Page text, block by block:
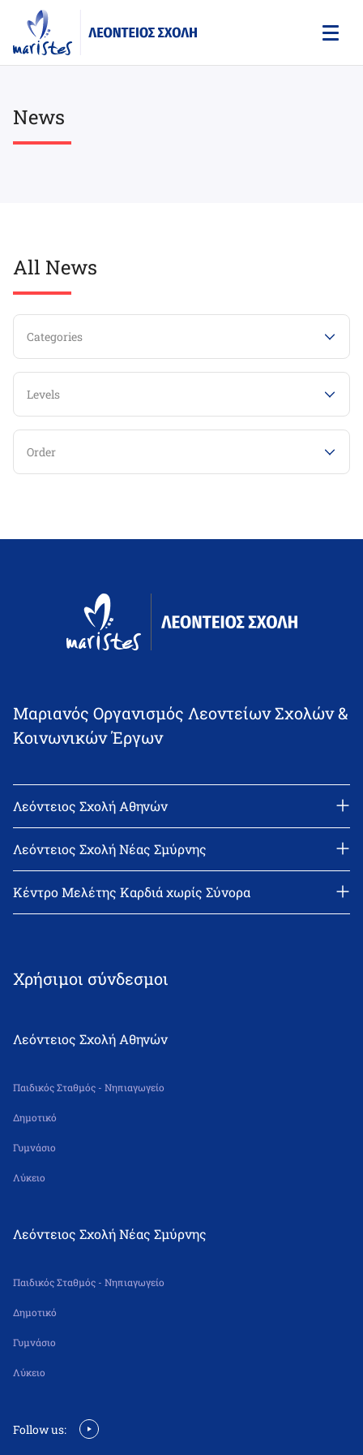
main
content
News
All News
Categories
Levels
Order
Μαριανός Οργανισμός Λεοντείων Σχολών &
Κοινωνικών Έργων
Λεόντειος Σχολή Αθηνών
email: l_leonin@leonteiosedu.gr
Λεόντειος Σχολή Νέας Σμύρνης
email: info@leonteiosns.gr
Κέντρο Μελέτης Καρδιά χωρίς Σύνορα
Χρήσιμοι σύνδεσμοι
Λεόντειος Σχολή Αθηνών
Παιδικός Σταθμός - Νηπιαγωγείο
Δημοτικό
Γυμνάσιο
Λύκειο
Λεόντειος Σχολή Νέας Σμύρνης
Παιδικός Σταθμός - Νηπιαγωγείο
Δημοτικό
Γυμνάσιο
Λύκειο
Follow us: